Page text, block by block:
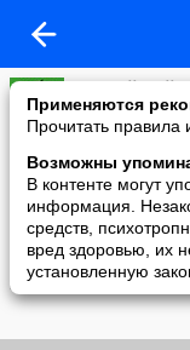
Применяются
Прочитать
Возможны
В контенте могут
информация.
средств,
вред здоровью, их
установленную
added a photo
08 Jun в 08:36